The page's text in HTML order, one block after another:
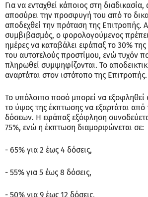
Για να ενταχθεί κάποιος στη διαδικασία,
αποσύρει την προσφυγή του από το
αποδεχθεί την πρόταση της Επιτροπής.
συμβιβασμός, ο φορολογούμενος
ημέρες να καταβάλει εφάπαξ το 30%
του αυτοτελούς προστίμου, ενώ τυχόν
πληρωθεί συμψηφίζονται. Το
αναρτάται στον ιστότοπο της Επιτροπής.
Το υπόλοιπο ποσό μπορεί να εξοφληθεί
το ύψος της έκπτωσης να εξαρτάται
δόσεων. Η εφάπαξ εξόφληση
75%, ενώ η έκπτωση διαμορφώνεται σε:
- 65% για 2 έως 4 δόσεις,
- 55% για 5 έως 8 δόσεις,
- 50% για 9 έως 12 δόσεις,